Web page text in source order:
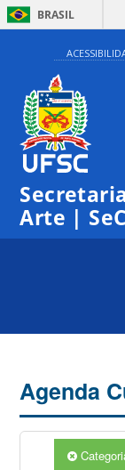
BRASIL
Arte |
Agenda
0:00
1:00
5:00